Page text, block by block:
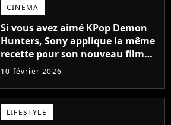
CINÉMA
Si vous avez aimé KPop Demon
Hunters, Sony applique la même
recette pour son nouveau film
d'animation, Goat – Rêver plus
10 février 2026
LIFESTYLE